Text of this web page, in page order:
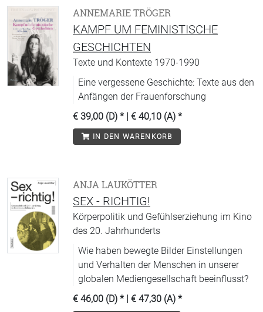
ANNEMARIE TRÖGER
KAMPF UM FEMINISTISCHE
GESCHICHTEN
Texte und Kontexte 1970-1990
Eine vergessene Geschichte: Texte aus den
Anfängen der Frauenforschung
€ 39,00 (D) * | € 40,10 (A) *
IN DEN WARENKORB
ANJA LAUKÖTTER
SEX - RICHTIG!
Körperpolitik und Gefühlserziehung im Kino
des 20. Jahrhunderts
Wie haben bewegte Bilder Einstellungen
und Verhalten der Menschen in unserer
globalen Mediengesellschaft beeinflusst?
€ 46,00 (D) * | € 47,30 (A) *